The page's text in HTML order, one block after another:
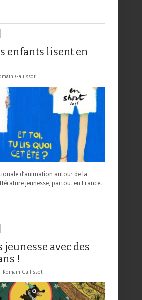
enfants lisent en
Gallissot
d’animation autour de la
jeunesse, partout en France.
jeunesse avec des
!
Romain Gallissot